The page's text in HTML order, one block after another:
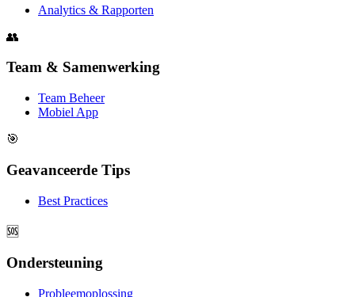
Analytics & Rapporten
👥
Team & Samenwerking
Team Beheer
Mobiel App
🎯
Geavanceerde Tips
Best Practices
🆘
Ondersteuning
Probleemoplossing